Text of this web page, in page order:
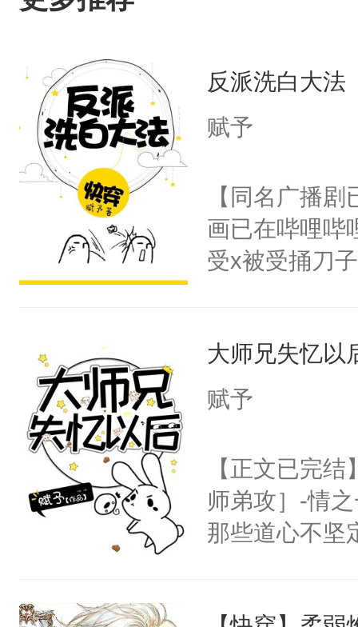
反派洗白大法
赋予
【同名广播
画已在哔哩哔
受x被受捅刀
病，一个个的
上了还是无动
间变脸背叛
的恶事他都
一个权力滔天
右男主又报复
他说：【您
大师兄失忆以
赋予
【正文已完
师弟攻］-情
那些道心不坚